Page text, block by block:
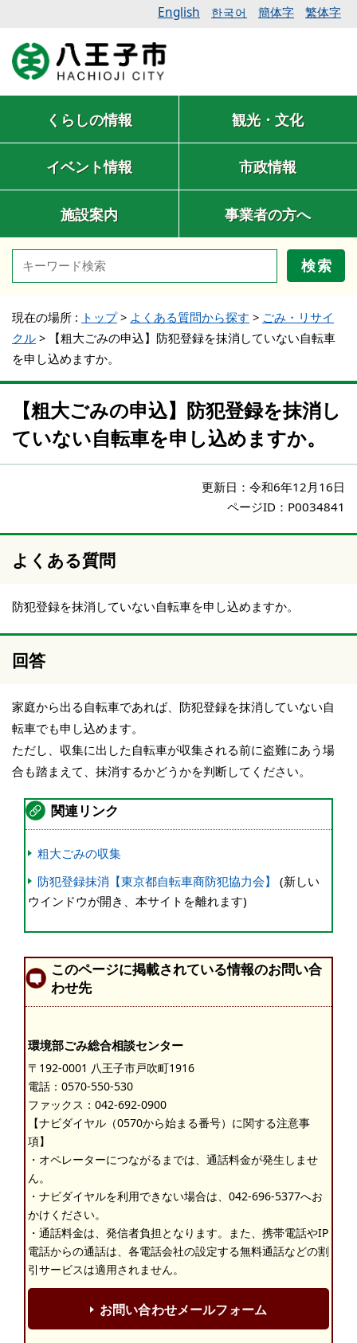
English 한국어 簡体字 繁体字
くらしの情報 観光・文化
イベント情報 市政情報
施設案内 事業者の方へ
検索
現在の場所 : トップ> よくある質問から探す > ごみ・リサイ
クル >
【粗大ごみの申込】防犯登録を抹消していない自転車
を申し込めますか。
【粗大ごみの申込】防犯登録を抹消し
ていない自転車を申し込めますか。
更新日： 令和6年12月16日
ページID：P0034841
よくある質問
防犯登録を抹消していない自転車を申し込めますか。
回答
家庭から出る自転車であれば、防犯登録を抹消していない自
転車でも申し込めます。
ただし、収集に出した自転車が収集される前に盗難にあう場
合も踏まえて、抹消するかどうかを判断してください。
関連リンク
粗大ごみの収集
防犯登録抹消【東京都自転車商防犯協力会】
(新しい
ウインドウが開き、本サイトを離れます)
このページに掲載されている情報のお問い合
わせ先
環境部ごみ総合相談センター
〒192-0001 八王子市戸吹町1916
電話： 0570-550-530
ファックス：042-692-0900
【ナビダイヤル（0570から始まる番号）に関する注意事
項】
・オペレーターにつながるまでは、通話料金が発生しませ
ん。
・ナビダイヤルを利用できない場合は、042-696-5377へお
かけください。
・通話料金は、発信者負担となります。また、携帯電話やIP
電話からの通話は、各電話会社の設定する無料通話などの割
引サービスは適用されません。
お問い合わせメールフォーム